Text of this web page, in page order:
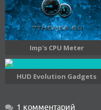
Imp's CPU Meter
HUD Evolution Gadgets
1 комментарий